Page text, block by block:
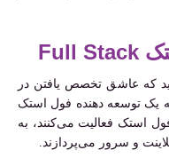
که عاشق تخصص یافتن در
یک توسعه دهنده فول استک
استک فعالیت می‌کنند، به
و سرور می‌پردازند.